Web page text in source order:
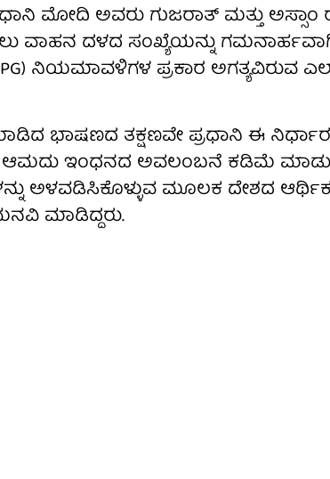
ಮೋದಿ ಅವರು ಗುಜರಾತ್ ಮತ್ತು ಅಸ್ಸಾಂ
ವಾಹನ ದಳದ ಸಂಖ್ಯೆಯನ್ನು
ನಿಯಮಾವಳಿಗಳ ಪ್ರಕಾರ ಅಗತ್ಯವಿರುವ
ಭಾಷಣದ ತಕ್ಷಣವೇ ಪ್ರಧಾನಿ ಈ
ಆಮದು ಇಂಧನದ ಅವಲಂಬನೆ ಕಡಿಮೆ
ಅಳವಡಿಸಿಕೊಳ್ಳುವ ಮೂಲಕ ದೇಶದ ಆರ್ಥಿಕ
ಮಾಡಿದ್ದರು.